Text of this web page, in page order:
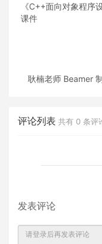
耿楠老师 Beamer
评论列表 共有 0 条评
发表评论